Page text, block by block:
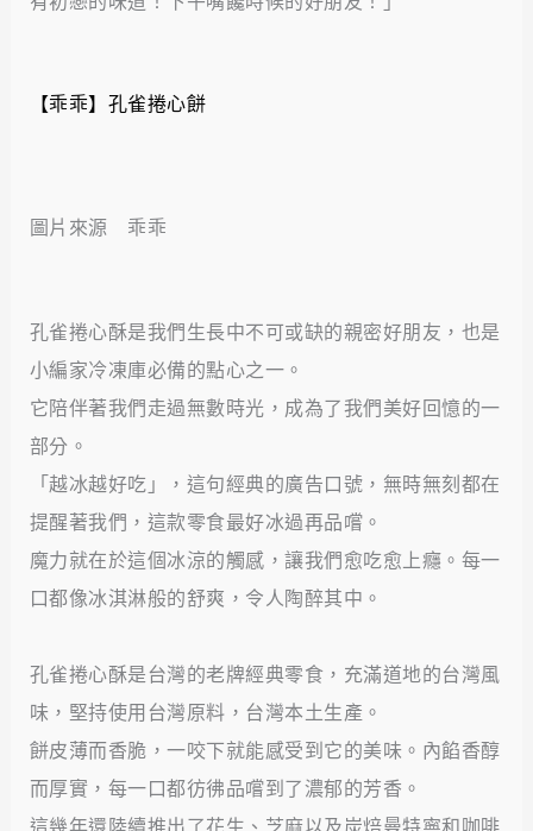
【乖乖】孔雀捲心餅
圖片來源 乖乖
孔雀捲心酥是我們生長中不可或缺的親密好朋友，也是
小編家冷凍庫必備的點心之一。
它陪伴著我們走過無數時光，成為了我們美好回憶的一
部分。
「越冰越好吃」，這句經典的廣告口號，無時無刻都在
提醒著我們，這款零食最好冰過再品嚐。
魔力就在於這個冰涼的觸感，讓我們愈吃愈上癮。每一
口都像冰淇淋般的舒爽，令人陶醉其中。
孔雀捲心酥是台灣的老牌經典零食，充滿道地的台灣風
味，堅持使用台灣原料，台灣本土生產。
餅皮薄而香脆，一咬下就能感受到它的美味。內餡香醇
而厚實，每一口都彷彿品嚐到了濃郁的芳香。
這幾年還陸續推出了花生、芝麻以及炭焙曼特寧和咖啡